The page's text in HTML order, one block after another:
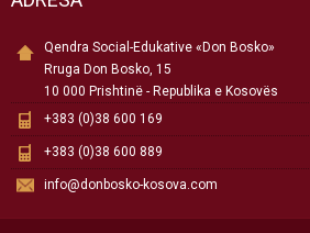
Qendra Social-Edukative «Don Bosko»
Rruga Don Bosko, 15
10 000 Prishtinë - Republika e Kosovës
+383 (0)38 600 169
+383 (0)38 600 889
info@donbosko-kosova.com